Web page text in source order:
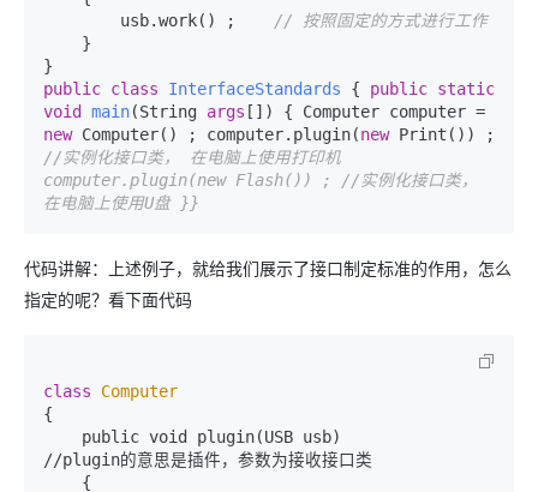
        usb.work() ;
// 按照固定的方式进行工作
public class InterfaceStandards { public static
void
main(String args [] )
new Computer() ; computer.plugin(new
//实例化接口类， 在电脑上使用打印机
computer.plugin(new Flash()) ; //实例化接口类，
在电脑上使用U盘 }}
代码讲解：上述例子，就给我们展示了接口制定标准的作用，怎么
指定的呢？看下面代码
class
Computer
{
//plugin的意思是插件，参数为接收接口类